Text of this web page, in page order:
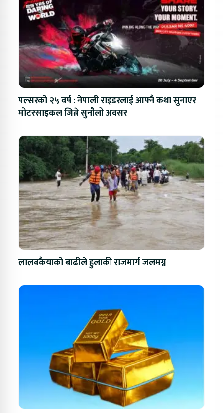
पल्सरको २५ वर्ष : नेपाली राइडरलाई आफ्नै कथा सुनाएर
मोटरसाइकल जित्ने सुनौलो अवसर
लालबकैयाको बाढीले हुलाकी राजमार्ग जलमग्न